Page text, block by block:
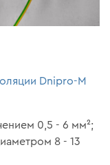
Dnipro-M
0,5 - 6 мм²;
8 - 13